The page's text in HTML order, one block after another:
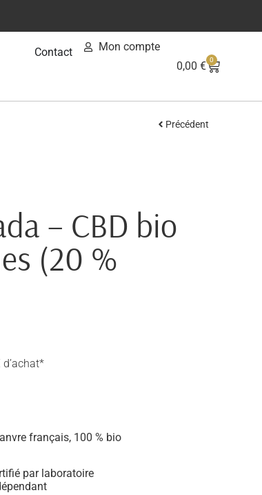
Contact
Mon compte
0,00€ 0
Précédent
– CBD bio
(20 %
français, 100 % bio
par laboratoire